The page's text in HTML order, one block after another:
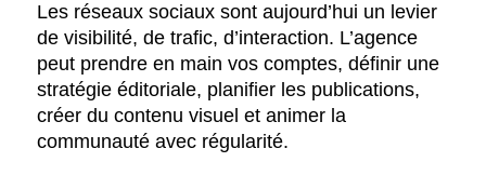
Les réseaux sociaux sont aujourd’hui un levier
de visibilité, de trafic, d’interaction. L’agence
peut prendre en main vos comptes, définir une
stratégie éditoriale, planifier les publications,
créer du contenu visuel et animer la
communauté avec régularité.